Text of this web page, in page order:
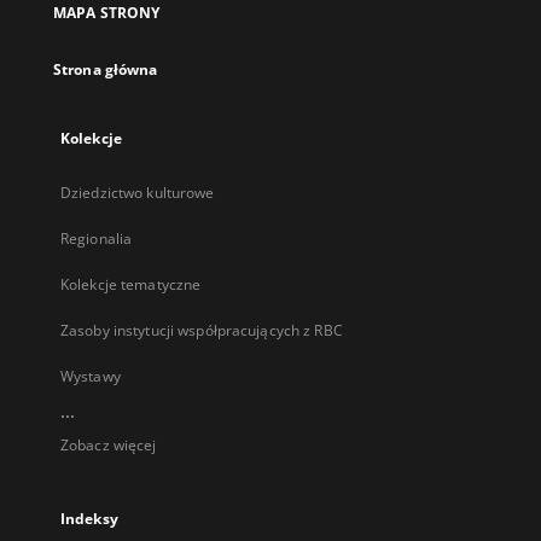
karcie
MAPA STRONY
Strona główna
Kolekcje
Dziedzictwo kulturowe
Regionalia
Kolekcje tematyczne
Zasoby instytucji współpracujących z RBC
Wystawy
...
Zobacz więcej
Indeksy